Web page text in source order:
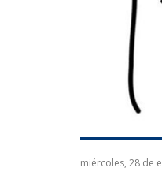
miércoles, 28 de